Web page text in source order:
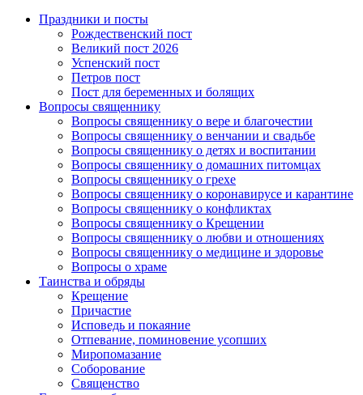
Праздники и посты
Рождественский пост
Великий пост 2026
Успенский пост
Петров пост
Пост для беременных и болящих
Вопросы священнику
Вопросы священнику о вере и благочестии
Вопросы священнику о венчании и свадьбе
Вопросы священнику о детях и воспитании
Вопросы священнику о домашних питомцах
Вопросы священнику о грехе
Вопросы священнику о коронавирусе и карантине
Вопросы священнику о конфликтах
Вопросы священнику о Крещении
Вопросы священнику о любви и отношениях
Вопросы священнику о медицине и здоровье
Вопросы о храме
Таинства и обряды
Крещение
Причастие
Исповедь и покаяние
Отпевание, поминовение усопших
Миропомазание
Соборование
Священство